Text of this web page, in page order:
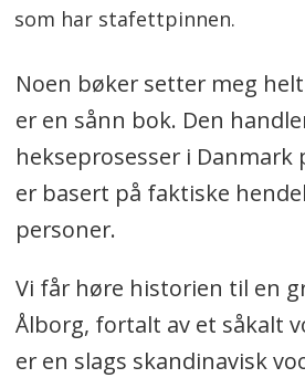
som har stafettpinnen.
Noen bøker setter meg
er en sånn bok. Den
hekseprosesser i Danmark
er basert på faktiske
personer.
Vi får høre historien til en
Ålborg, fortalt av et såkalt
er en slags skandinavisk